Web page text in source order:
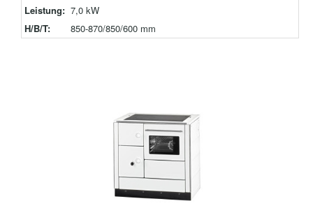
Leistung: 7,0 kW
H/B/T:
850-870/850/600 mm